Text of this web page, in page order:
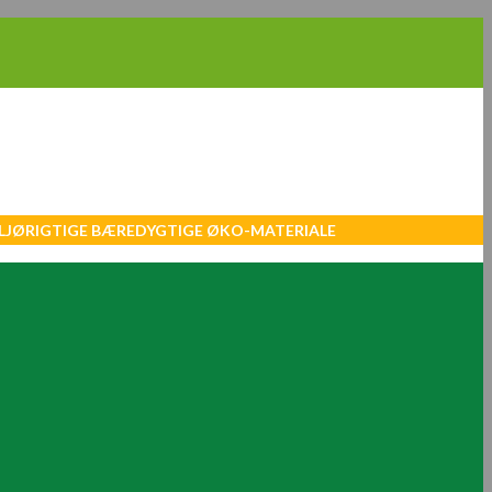
BÆREDYGTIGE ØKO-MATERIALE